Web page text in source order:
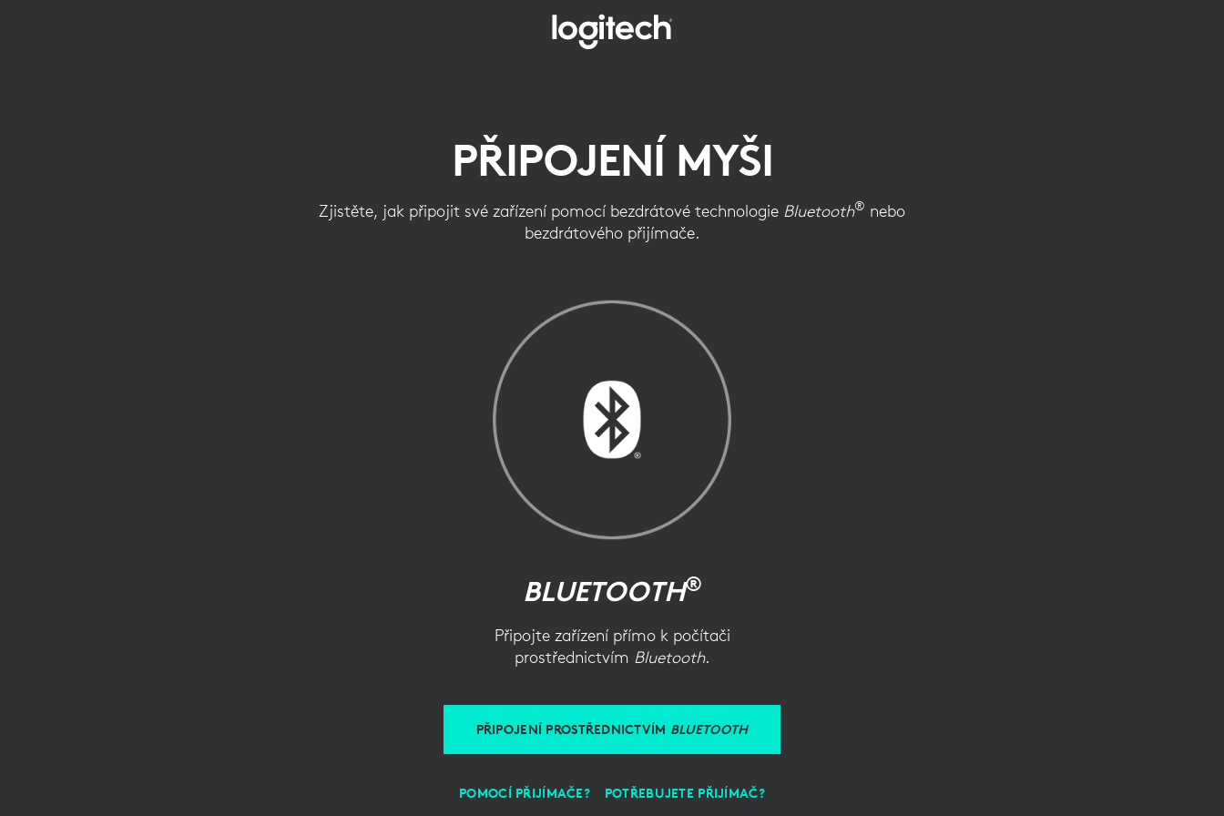
PŘIPOJENÍ MYŠI
Zjistěte, jak připojit své zařízení pomocí bezdrátové technologie Bluetooth® nebo
bezdrátového přijímače.
BLUETOOTH®
Připojte zařízení přímo k počítači
prostřednictvím Bluetooth.
PŘIPOJENÍ PROSTŘEDNICTVÍM BLUETOOTH
POMOCÍ PŘIJÍMAČE? POTŘEBUJETE PŘIJÍMAČ?